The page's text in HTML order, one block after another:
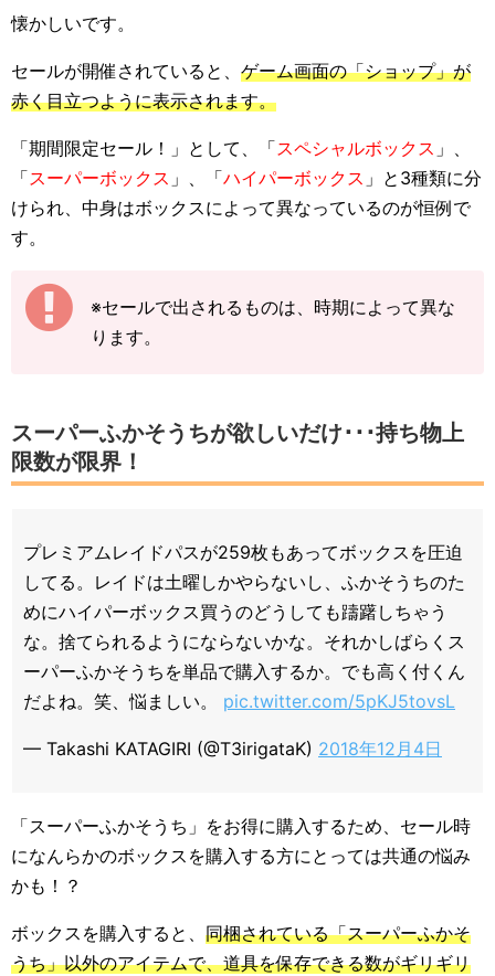
懐かしいです。
セールが開催されていると、 ゲーム画面の「ショップ」が
赤く目立つように表示されます。
「期間限定セール！」として、「スペシャルボックス 」、
「スーパーボックス 」、「ハイパーボックス 」と3種類に分
けられ、中身はボックスによって異なっているのが恒例で
す。
※セールで出されるものは、時期によって異な
ります。
スーパーふかそうちが欲しいだけ･･･持ち物上
限数が限界！
プレミアムレイドパスが259枚もあってボックスを圧迫
してる。レイドは土曜しかやらないし、ふかそうちのた
めにハイパーボックス買うのどうしても躊躇しちゃう
な。捨てられるようにならないかな。それかしばらくス
ーパーふかそうちを単品で購入するか。でも高く付くん
だよね。笑、悩ましい。 pic.twitter.com/5pKJ5tovsL
— Takashi KATAGIRI (@T3irigataK) 2018年12月4日
「スーパーふかそうち」をお得に購入するため、セール時
になんらかのボックスを購入する方にとっては共通の悩み
かも！？
ボックスを購入すると、 同梱されている「スーパーふかそ
うち」以外のアイテムで、道具を保存できる数がギリギリ